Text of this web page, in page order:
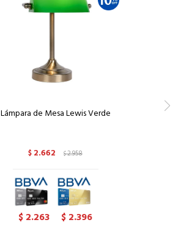
Lámpara de Mesa Lewis Verde
$ 2.662 $2.958
$ 2.263 $ 2.396